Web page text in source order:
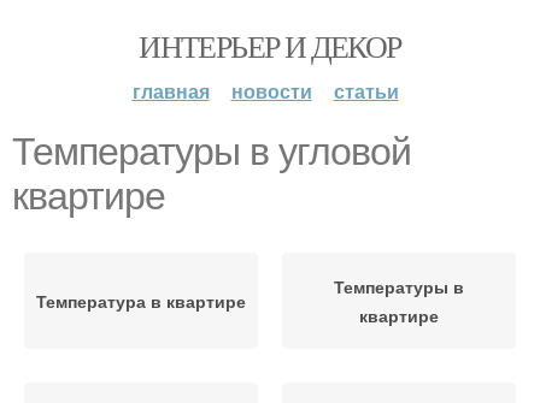
ИНТЕРЬЕР И ДЕКОР
главная новости статьи
Температуры в угловой
квартире
Температура в квартире
Температуры в
квартире